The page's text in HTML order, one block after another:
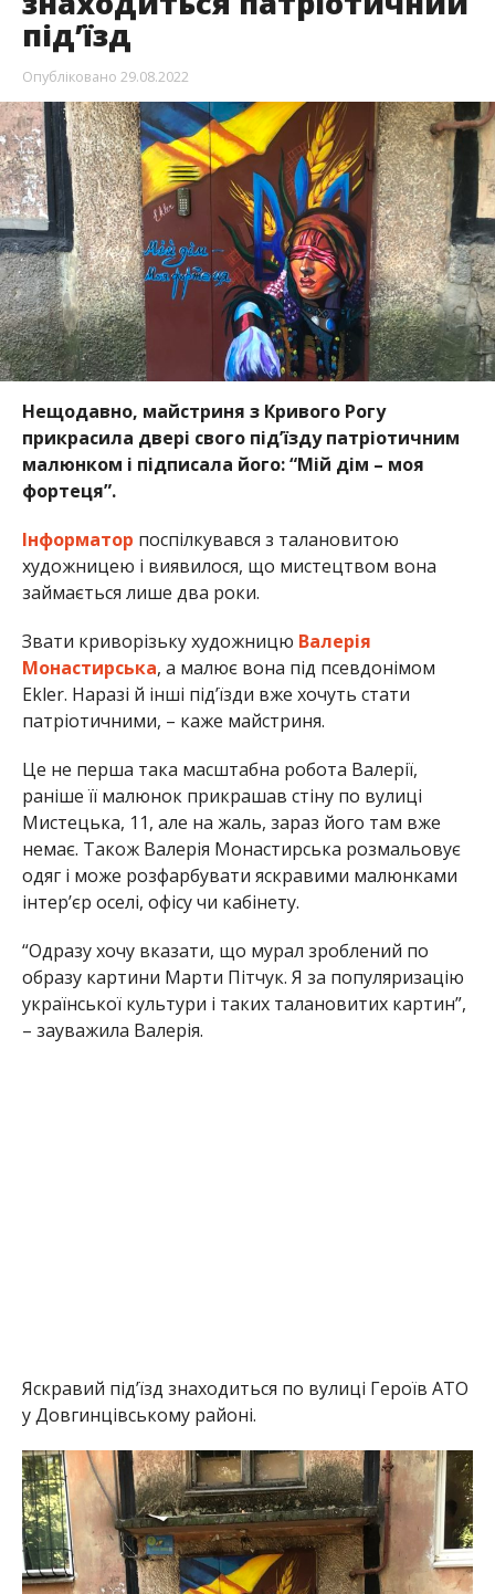
під’їзд
Опубліковано 29.08.2022
Нещодавно, майстриня з Кривого Рогу
прикрасила двері свого під’їзду патріотичним
малюнком і підписала його: “Мій дім – моя
фортеця”.
Інформатор поспілкувався з талановитою
художницею і виявилося, що мистецтвом вона
займається лише два роки.
Звати криворізьку художницю Валерія
Монастирська, а малює вона під псевдонімом
Ekler. Наразі й інші під’їзди вже хочуть стати
патріотичними, – каже майстриня.
Це не перша така масштабна робота Валерії,
раніше її малюнок прикрашав стіну по вулиці
Мистецька, 11, але на жаль, зараз його там вже
немає. Також Валерія Монастирська розмальовує
одяг і може розфарбувати яскравими малюнками
інтер’єр оселі, офісу чи кабінету.
“Одразу хочу вказати, що мурал зроблений по
образу картини Марти Пітчук. Я за популяризацію
української культури і таких талановитих картин”,
– зауважила Валерія.
Яскравий під’їзд знаходиться по вулиці Героїв АТО
у Довгинцівському районі.